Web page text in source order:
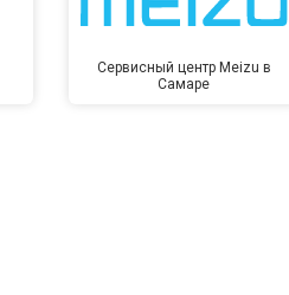
Сервисный центр Meizu в
Самаре